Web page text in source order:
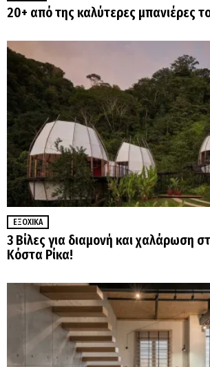
20+ από της καλύτερες μπανιέρες
ΕΞΟΧΙΚΆ
3 Βίλες για διαμονή και χαλάρωση
Κόστα Ρίκα!